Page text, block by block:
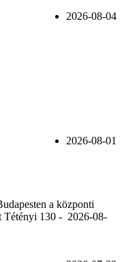
2026-08-04
2026-08-01
a központi
Tétényi 130 - 2026-08-